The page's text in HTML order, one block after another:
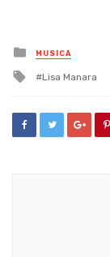
Posted
in
MUSICA
Tagged
Lisa Manara